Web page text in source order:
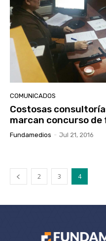
COMUNICADOS
Costosas
marcan concurso de
Fundamedios - Jul 21, 2016
2 3 4